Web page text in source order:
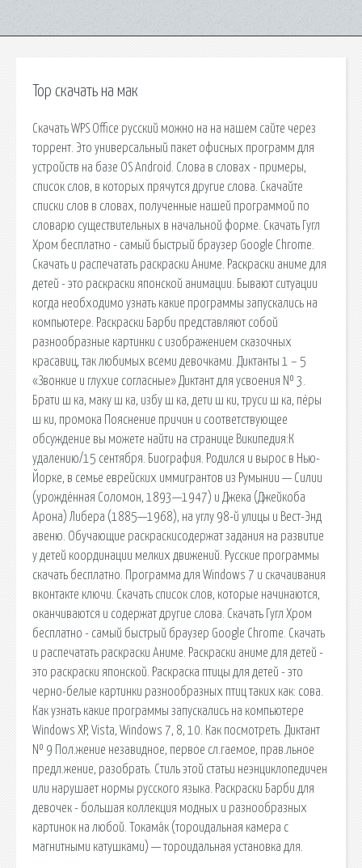
Тор скачать на мак
Скачать WPS Office русский можно на на нашем сайте через
торрент. Это универсальный пакет офисных программ для
устройств на базе OS Android. Слова в словах - примеры,
список слов, в которых прячутся другие слова. Скачайте
списки слов в словах, полученные нашей программой по
словарю существительных в начальной форме. Скачать Гугл
Хром бесплатно - cамый быстрый браузер Google Chrome.
Скачать и распечатать раскраски Аниме. Раскраски аниме для
детей - это раскраски японской анимации. Бывают ситуации
когда необходимо узнать какие программы запускались на
компьютере. Раскраски Барби представляют собой
разнообразные картинки с изображением сказочных
красавиц, так любимых всеми девочками. Диктанты 1 – 5
«Звонкие и глухие согласные» Диктант для усвоения № 3.
Брати ш ка, маку ш ка, избу ш ка, дети ш ки, труси ш ка, пёры
ш ки, промока Пояснение причин и соответствующее
обсуждение вы можете найти на странице Википедия:К
удалению/15 сентября. Биография. Родился и вырос в Нью-
Йорке, в семье еврейских иммигрантов из Румынии — Силии
(урождённая Соломон, 1893—1947) и Джека (Джейкоба
Арона) Либера (1885—1968), на углу 98-й улицы и Вест-Энд
авеню. Обучающие раскраскисодержат задания на развитие
у детей координации мелких движений. Русские программы
скачать бесплатно. Программа для Windows 7 и скачаивания
вконтакте ключи. Скачать список слов, которые начинаются,
оканчиваются и содержат другие слова. Скачать Гугл Хром
бесплатно - cамый быстрый браузер Google Chrome. Скачать
и распечатать раскраски Аниме. Раскраски аниме для детей -
это раскраски японской. Раскраска птицы для детей - это
черно-белые картинки разнообразных птиц таких как: сова.
Как узнать какие программы запускались на компьютере
Windows XP, Vista, Windows 7, 8, 10. Как посмотреть. Диктант
№ 9 Пол.жение незавидное, первое сл.гаемое, прав.льное
предл.жение, разобрать. Стиль этой статьи неэнциклопедичен
или нарушает нормы русского языка. Раскраски Барби для
девочек - большая коллекция модных и разнообразных
картинок на любой. Токама́к (тороидальная камера с
магнитными катушками) — тороидальная установка для.